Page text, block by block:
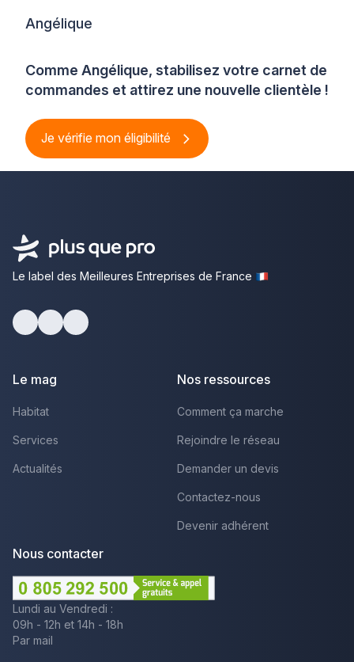
Comme Angélique, stabilisez votre carnet de
commandes et attirez une nouvelle clientèle !
Je vérifie mon éligibilité
Angélique
Le label des Meilleures Entreprises de France
Le mag
Habitat
Services
Actualités
Nos ressources
Comment ça marche
Rejoindre le réseau
Demander un devis
Contactez-nous
Devenir adhérent
Nous contacter
Lundi au Vendredi :
09h - 12h et 14h - 18h
Par mail